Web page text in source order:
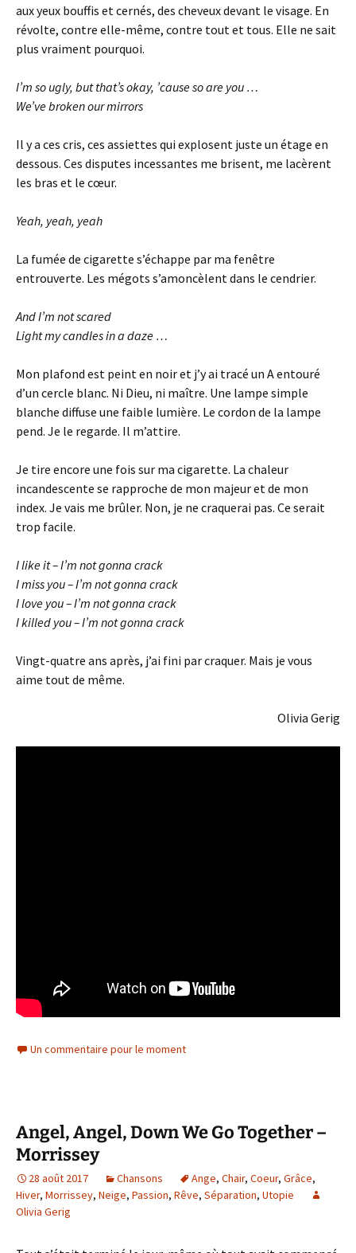
aux yeux bouffis et cernés, des cheveux devant le visage. En
révolte, contre elle-même, contre tout et tous. Elle ne sait
plus vraiment pourquoi.
I’m so ugly, but that’s okay, ’cause so are you …
We’ve broken our mirrors
Il y a ces cris, ces assiettes qui explosent juste un étage en
dessous. Ces disputes incessantes me brisent, me lacèrent
les bras et le cœur.
Yeah, yeah, yeah
La fumée de cigarette s’échappe par ma fenêtre
entrouverte. Les mégots s’amoncèlent dans le cendrier.
And I’m not scared
Light my candles in a daze …
Mon plafond est peint en noir et j’y ai tracé un A entouré
d’un cercle blanc. Ni Dieu, ni maître. Une lampe simple
blanche diffuse une faible lumière. Le cordon de la lampe
pend. Je le regarde. Il m’attire.
Je tire encore une fois sur ma cigarette. La chaleur
incandescente se rapproche de mon majeur et de mon
index. Je vais me brûler. Non, je ne craquerai pas. Ce serait
trop facile.
I like it – I’m not gonna crack
I miss you – I’m not gonna crack
I love you – I’m not gonna crack
I killed you – I’m not gonna crack
Vingt-quatre ans après, j’ai fini par craquer. Mais je vous
aime tout de même.
Olivia Gerig
Un commentaire pour le moment
Angel, Angel, Down We Go Together –
Morrissey
28 août 2017 Chansons Ange, Chair, Coeur, Grâce,
Hiver, Morrissey, Neige, Passion, Rêve, Séparation, Utopie
Olivia Gerig